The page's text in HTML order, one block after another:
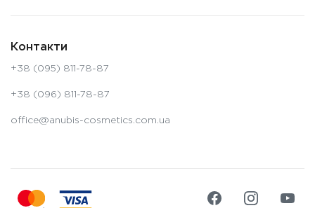
Контакти
+38 (095) 811-78-87
+38 (096) 811-78-87
office@anubis-cosmetics.com.ua